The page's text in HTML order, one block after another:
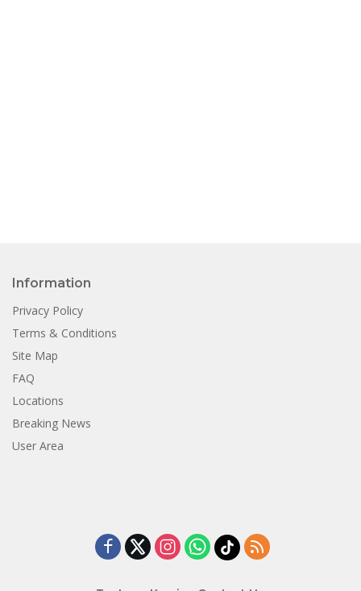
Information
Privacy Policy
Terms & Conditions
Site Map
FAQ
Locations
Breaking News
User Area